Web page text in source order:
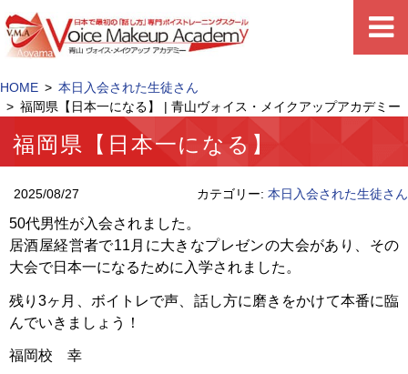
HOME
本日入会された生徒さん
福岡県【日本一になる】 | 青山ヴォイス・メイクアップアカデミー
福岡県【日本一になる】
2025/08/27 カテゴリー: 本日入会された生徒さん
50代男性が入会されました。
居酒屋経営者で11月に大きなプレゼンの大会があり、その
大会で日本一になるために入学されました。
残り3ヶ月、ボイトレで声、話し方に磨きをかけて本番に臨
んでいきましょう！
福岡校 幸